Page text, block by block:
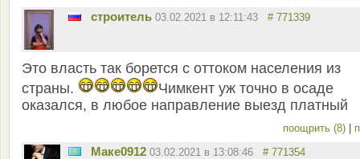
строитель 03.02.2021 в 12:11:43 # 771339
Это власть так борется с оттоком населения из
страны.
Чимкент уж точно в осаде
оказался, в любое направление выезд платный
поощрить (8) |
Маке0912 03.02.2021 в 13:08:46 # 771354